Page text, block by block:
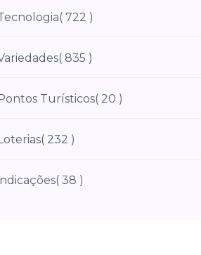
( 722 )
( 835 )
Turísticos( 20 )
( 232 )
( 38 )